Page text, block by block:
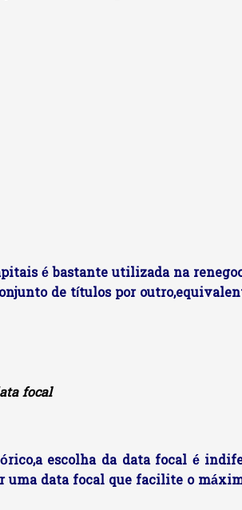
é bastante utilizada na
de títulos por
focal
escolha da data focal é
uma data focal que facilite o